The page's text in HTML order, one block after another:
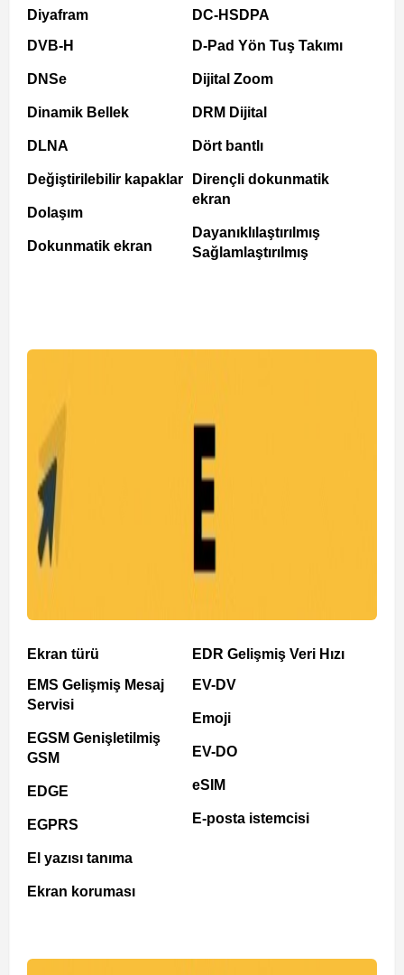
Diyafram
DVB-H
DNSe
Dinamik Bellek
DLNA
Değiştirilebilir kapaklar
Dolaşım
Dokunmatik ekran
DC-HSDPA
D-Pad Yön Tuş Takımı
Dijital Zoom
DRM Dijital
Dört bantlı
Dirençli dokunmatik
ekran
Dayanıklılaştırılmış
Sağlamlaştırılmış
Ekran türü
EMS Gelişmiş Mesaj
Servisi
EGSM Genişletilmiş
GSM
EDGE
EGPRS
El yazısı tanıma
Ekran koruması
EDR Gelişmiş Veri Hızı
EV-DV
Emoji
EV-DO
eSIM
E-posta istemcisi